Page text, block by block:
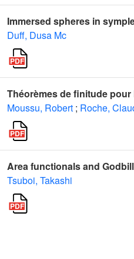
Immersed spheres in
Duff, Dusa Mc
Théorèmes de finitude
Moussu, Robert ; Roche,
Area functionals and
Tsuboi, Takashi